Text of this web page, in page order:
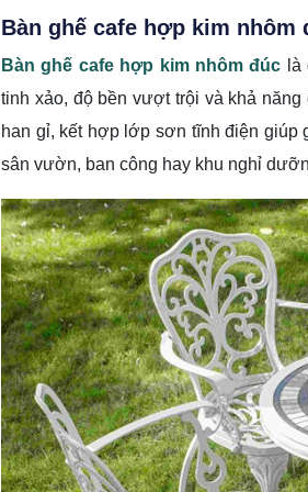
Bàn ghế cafe hợp kim nhôm
Bàn ghế cafe hợp kim nhôm đúc là
tinh xảo, độ bền vượt trội và khả
han gỉ, kết hợp lớp sơn tĩnh điện
sân vườn, ban công hay khu nghỉ